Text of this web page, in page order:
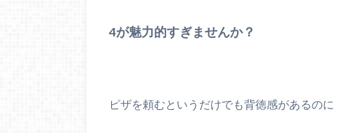
4が魅力的すぎませんか？
ピザを頼むというだけでも背徳感があるのに